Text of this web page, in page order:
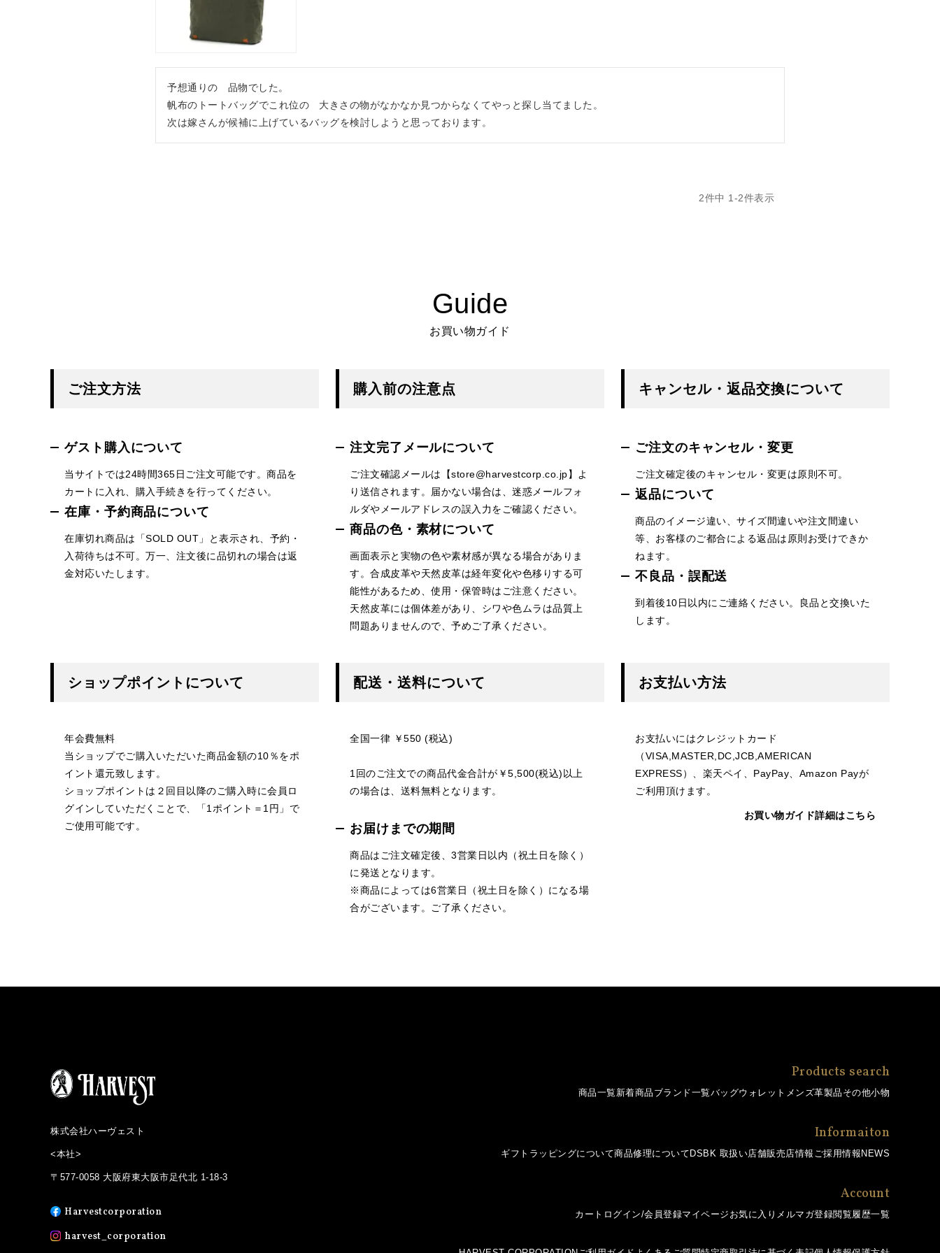
予想通りの゙品物でした。
帆布のトートバッグでこれ位の゙大きさの物がなかなか見つからなくてやっと探し当てました。
次は嫁さんが候補に上げているバッグを検討しようと思っております。
2件中 1 -2件表示
Guide
お買い物ガイド
ご注文方法
ゲスト購入について
当サイトでは24時間365日ご注文可能です。商品を
カートに入れ、購入手続きを行ってください。
在庫・予約商品について
在庫切れ商品は「SOLD OUT」と表示され、予約・
入荷待ちは不可。万一、注文後に品切れの場合は返
金対応いたします。
購入前の注意点
注文完了メールについて
ご注文確認メールは【store@harvestcorp.co.jp】よ
り送信されます。届かない場合は、迷惑メールフォ
ルダやメールアドレスの誤入力をご確認ください。
商品の色・素材について
画面表示と実物の色や素材感が異なる場合がありま
す。合成皮革や天然皮革は経年変化や色移りする可
能性があるため、使用・保管時はご注意ください。
天然皮革には個体差があり、シワや色ムラは品質上
問題ありませんので、予めご了承ください。
キャンセル・返品交換について
ご注文のキャンセル・変更
ご注文確定後のキャンセル・変更は原則不可。
返品について
商品のイメージ違い、サイズ間違いや注文間違い
等、お客様のご都合による返品は原則お受けできか
ねます。
不良品・誤配送
到着後10日以内にご連絡ください。良品と交換いた
します。
ショップポイントについて
年会費無料
当ショップでご購入いただいた商品金額の10％をポ
イント還元致します。
ショップポイントは２回目以降のご購入時に会員ロ
グインしていただくことで、「1ポイント＝1円」で
ご使用可能です。
配送・送料について
全国一律 ￥550 (税込)
1回のご注文での商品代金合計が￥5,500(税込)以上
の場合は、送料無料となります。
お届けまでの期間
商品はご注文確定後、3営業日以内（祝土日を除く）
に発送となります。
※商品によっては6営業日（祝土日を除く）になる場
合がございます。ご了承ください。
お支払い方法
お支払いにはクレジットカード
（VISA,MASTER,DC,JCB,AMERICAN
EXPRESS）、楽天ペイ、PayPay、Amazon Payが
ご利用頂けます。
お買い物ガイド詳細はこちら
株式会社ハーヴェスト
<本社>
〒577-0058 大阪府東大阪市足代北 1-18-3
Harvestcorporation
harvest_corporation
Products search
商品一覧 新着商品 ブランド一覧バッグウォレット メンズ革製品 その他小物
Informaiton
ギフトラッピングについて商品修理について DSBK 取扱い店舗販売店情報 ご採用情報 NEWS
Account
カート ログイン/会員登録マイページ お気に入り メルマガ登録閲覧履歴一覧